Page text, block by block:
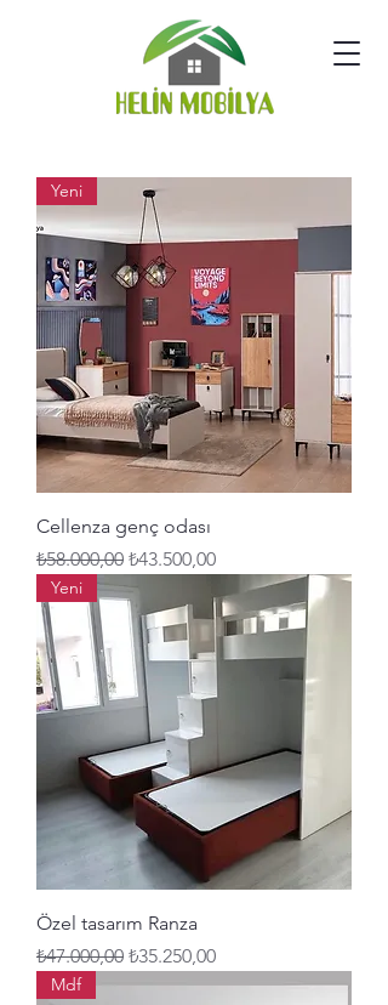
Yeni
Cellenza genç odası
Normal Fiyat
₺58.000,00 İndirimli Fiyat
₺43.500,00
Yeni
Özel tasarım Ranza
Normal Fiyat
₺47.000,00 İndirimli Fiyat
₺35.250,00
Mdf